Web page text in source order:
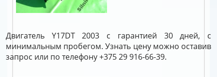
Двигатель Y17DT 2003 с гарантией 30 дней, с
минимальным пробегом. Узнать цену можно оставив
запрос или по телефону +375 29 916-66-39.